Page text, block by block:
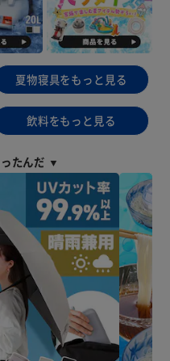
夏物寝具をもっと見る
飲料をもっと見る
たんだ ▼